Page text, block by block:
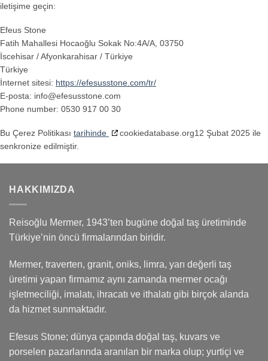
iletişime geçin:
Efeus Stone
Fatih Mahallesi Hocaoğlu Sokak No:4A/A, 03750
İscehisar / Afyonkarahisar / Türkiye
Türkiye
İnternet sitesi: https://efesusstone.com/tr/
E-posta: info@efesusstone.com
Phone number: 0530 917 00 30
Bu Çerez Politikası tarihinde
cookiedatabase.org12 Şubat 2025 ile
senkronize edilmiştir.
HAKKIMIZDA
Reisoğlu Mermer, 1943’ten bugüne doğal taş üretiminde
Türkiye’nin öncü firmalarından biridir.
Mermer, traverten, granit, oniks, limra, yarı değerli taş
üretimi yapan firmamız aynı zamanda mermer ocağı
işletmeciliği, imalatı, ihracatı ve ithalatı gibi birçok alanda
da hizmet sunmaktadır.
Efesus Stone; dünya çapında doğal taş, kuvars ve
porselen pazarlarında aranılan bir marka olup; yurtiçi ve